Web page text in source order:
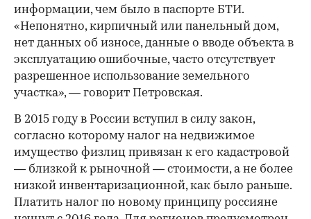
информации, чем было в паспорте БТИ.
«Непонятно, кирпичный или панельный дом,
нет данных об износе, данные о вводе объекта в
эксплуатацию ошибочные, часто отсутствует
разрешенное использование земельного
участка», — говорит Петровская.
В 2015 году в России вступил в силу закон,
согласно которому налог на недвижимое
имущество физлиц привязан к его кадастровой
— близкой к рыночной — стоимости, а не более
низкой инвентаризационной, как было раньше.
Платить налог по новому принципу россияне